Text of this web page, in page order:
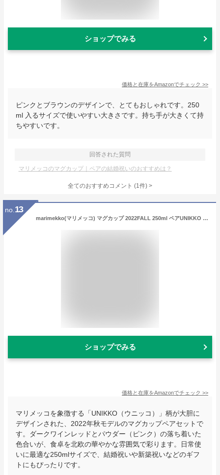
ショップでみる
価格と在庫をAmazonでチェック >>
ピンクとブラウンのデザインで、とてもおしゃれです。250
ml 入るサイズで使いやすい大きさです。持ち手が大きくて持
ちやすいです。
回答された質問
マリメッコのマグカップ｜ペアの結婚祝いのおすすめは？
全てのおすすめコメント (1件) >
no. 13
marimekko(マリメッコ) マグカップ 2022FALL 250ml ペアUNIKKO 71829 833 [並行輸入品]
ショップでみる
価格と在庫をAmazonでチェック >>
マリメッコを象徴する「UNIKKO（ウニッコ）」柄が大胆に
デザインされた、2022年秋モデルのマグカップペアセットで
す。ダークワインレッドとパウダー（ピンク）の落ち着いた
色合いが、食卓を北欧の華やかな雰囲気で彩ります。日常使
いに最適な250mlサイズで、結婚祝いや新築祝いなどのギフ
トにもぴったりです。